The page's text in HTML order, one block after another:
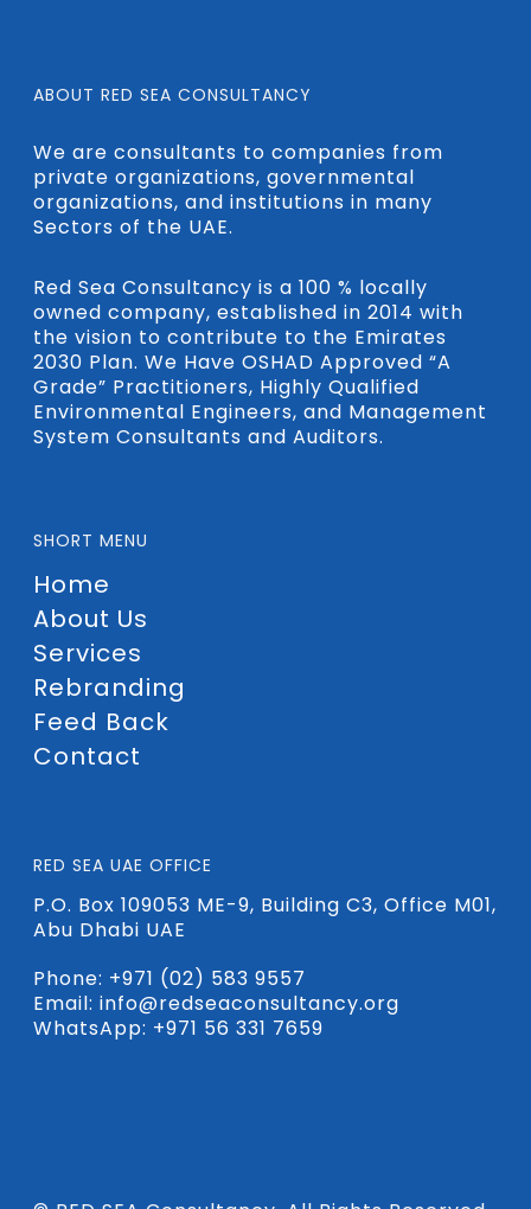
ABOUT RED SEA CONSULTANCY
We are consultants to companies from
private organizations, governmental
organizations, and institutions in many
Sectors of the UAE.
Red Sea Consultancy is a 100 % locally
owned company, established in 2014 with
the vision to contribute to the Emirates
2030 Plan. We Have OSHAD Approved “A
Grade” Practitioners, Highly Qualified
Environmental Engineers, and Management
System Consultants and Auditors.
SHORT MENU
Home
About Us
Services
Rebranding
Feed Back
Contact
RED SEA UAE OFFICE
P.O. Box 109053 ME-9, Building C3, Office M01,
Abu Dhabi UAE
Phone: +971 (02) 583 9557
Email: info@redseaconsultancy.org
WhatsApp: +971 56 331 7659